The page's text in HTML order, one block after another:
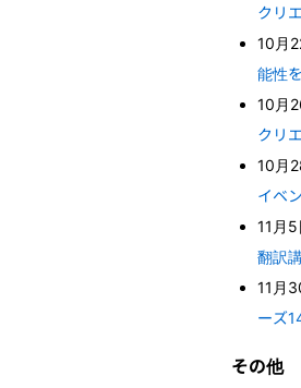
クリ
10月
能性
10月
クリ
10月
イベ
11月
翻訳
11月
ーズ
その他